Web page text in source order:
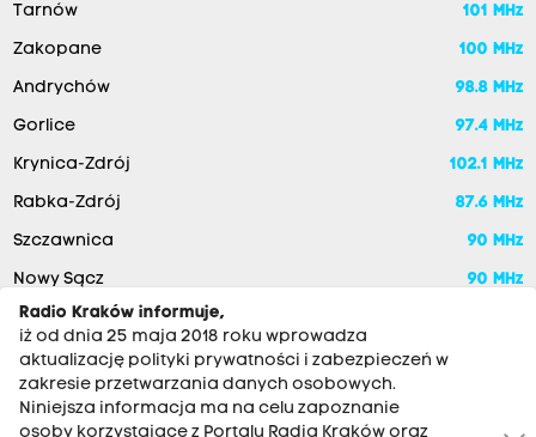
Tarnów 101 MHz
Zakopane 100 MHz
Andrychów 98.8 MHz
Gorlice 97.4 MHz
Krynica-Zdrój 102.1 MHz
Rabka-Zdrój 87.6 MHz
Szczawnica 90 MHz
Nowy Sącz
90 MHz
Radio Kraków informuje,
iż od dnia 25 maja 2018 roku wprowadza
aktualizację polityki prywatności i zabezpieczeń w
zakresie przetwarzania danych osobowych.
Niniejsza informacja ma na celu zapoznanie
osoby korzystające z Portalu Radia Kraków oraz